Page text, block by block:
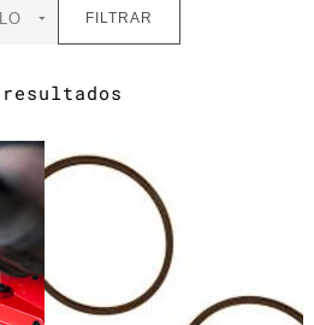
FILTRAR